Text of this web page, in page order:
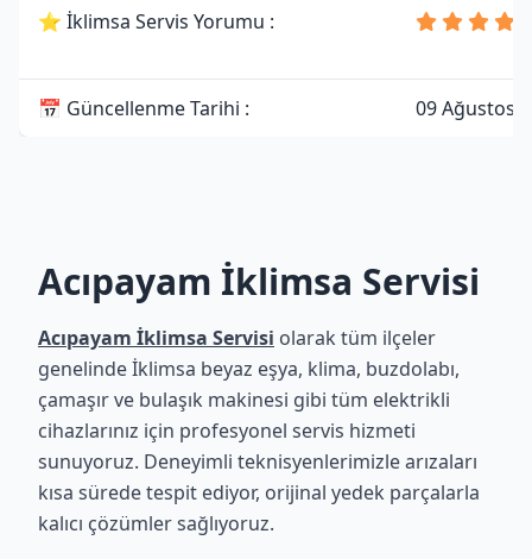
⭐ İklimsa Servis Yorumu :
📅 Güncellenme Tarihi : 09 Ağustos
Acıpayam İklimsa Servisi
Acıpayam İklimsa Servisi olarak tüm ilçeler
genelinde İklimsa beyaz eşya, klima, buzdolabı,
çamaşır ve bulaşık makinesi gibi tüm elektrikli
cihazlarınız için profesyonel servis hizmeti
sunuyoruz. Deneyimli teknisyenlerimizle arızaları
kısa sürede tespit ediyor, orijinal yedek parçalarla
kalıcı çözümler sağlıyoruz.